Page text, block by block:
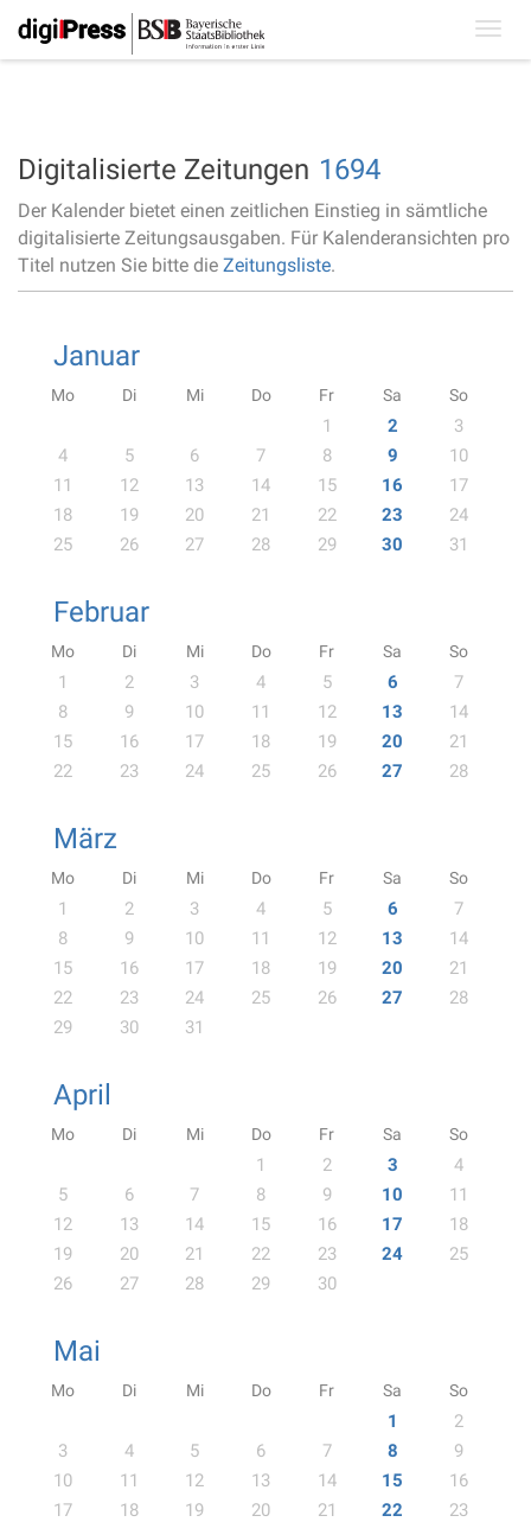
Digitalisierte Zeitungen 1694
Der Kalender bietet einen zeitlichen Einstieg in sämtliche
digitalisierte Zeitungsausgaben. Für Kalenderansichten pro
Titel nutzen Sie bitte die Zeitungsliste.
Januar
Mo Di Mi Do Fr Sa So
1 2
3
4
5 6 7 8 9
10
11
12 13 14 15 16
17
18
19 20 21 22 23
24
25
26 27 28 29 30 31
Februar
Mo Di Mi Do Fr Sa So
1 2 3 4 5 6
7
8
9 10 11 12 13
14
15
16 17 18 19 20
21
22
23 24 25 26 27 28
März
Mo Di Mi Do Fr Sa So
1 2 3 4 5 6
7
8
9 10 11 12 13
14
15
16 17 18 19 20
21
22
23 24 25 26 27
28
29
30 31
April
Mo Di Mi Do Fr Sa So
1 2 3
4
5
6 7 8 9 10
11
12
13 14 15 16 17
18
19
20 21 22 23 24
25
26
27 28 29 30
Mai
Mo Di Mi Do Fr Sa So
1
2
3
4 5 6 7 8
9
10
11 12 13 14 15
16
17
18 19 20 21 22
23